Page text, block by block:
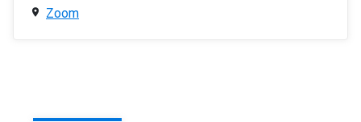
Zoom